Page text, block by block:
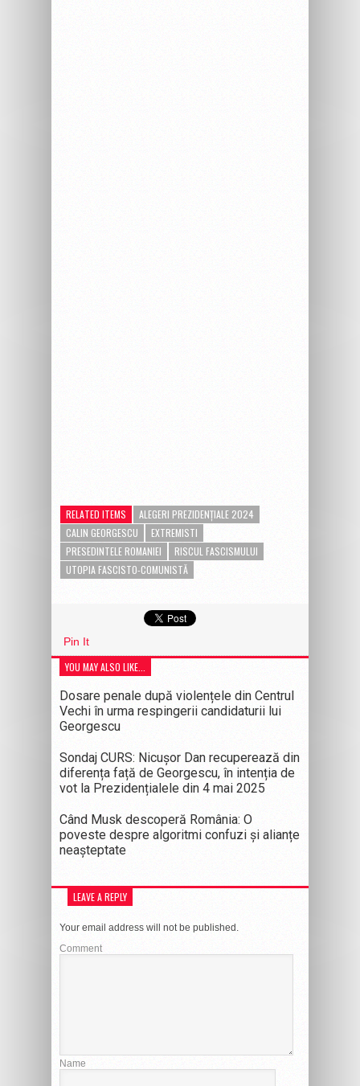
RELATED ITEMS
ALEGERI PREZIDENȚIALE 2024
CALIN GEORGESCU
EXTREMISTI
PRESEDINTELE ROMANIEI
RISCUL FASCISMULUI
UTOPIA FASCISTO-COMUNISTĂ
Pin It
YOU MAY ALSO LIKE...
Dosare penale după violențele din Centrul
Vechi în urma respingerii candidaturii lui
Georgescu
Sondaj CURS: Nicușor Dan recuperează din
diferența față de Georgescu, în intenția de
vot la Prezidențialele din 4 mai 2025
Când Musk descoperă România: O
poveste despre algoritmi confuzi și alianțe
neașteptate
LEAVE A REPLY
Your email address will not be published.
Comment
Name